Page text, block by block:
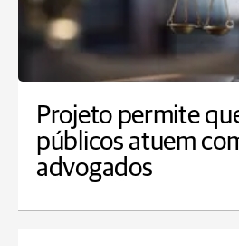
Projeto permite
públicos atuem
advogados